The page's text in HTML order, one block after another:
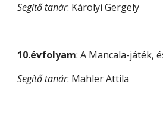
Segítő tanár: Károlyi Gergely
10.évfolyam: A Mancala-játék,
Segítő tanár: Mahler Attila